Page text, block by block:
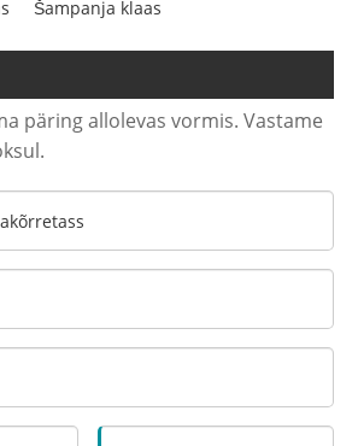
Šampanja klaas
päring allolevas vormis. Vastame